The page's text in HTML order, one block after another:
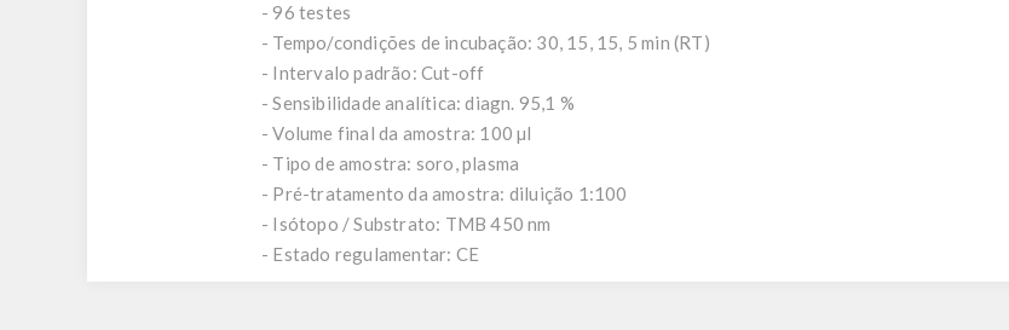
- 96 testes
- Tempo/condições de incubação: 30, 15, 15, 5 min (RT)
- Intervalo padrão: Cut-off
- Sensibilidade analítica: diagn. 95,1 %
- Volume final da amostra: 100 µl
- Tipo de amostra: soro, plasma
- Pré-tratamento da amostra: diluição 1:100
- Isótopo / Substrato: TMB 450 nm
- Estado regulamentar: CE